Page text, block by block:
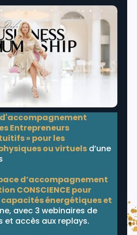
Entrepreneurs
» pour les
ou virtuels d’une
d’accompagnement
CONSCIENCE pour
capacités énergétiques et
avec 3 webinaires de
et accès aux replays.